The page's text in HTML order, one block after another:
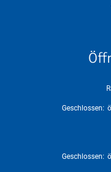
Klicken, um
Geschlossen:
Klicken, um
Geschlossen: